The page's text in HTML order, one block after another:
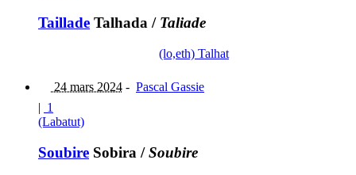
Taillade Talhada / Taliade
(lo,eth) Talhat
24 mars 2024 - Pascal Gassie
| 1
(Labatut)
Soubire Sobira /Soubire